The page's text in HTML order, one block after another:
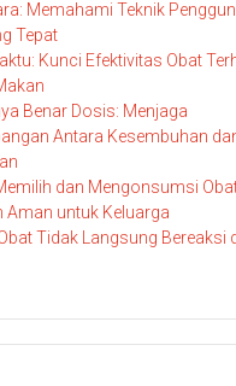
Memahami Teknik
Tepat
Kunci Efektivitas Obat
Benar Dosis: Menjaga
Antara Kesembuhan
dan Mengonsumsi
Aman untuk Keluarga
Tidak Langsung Bereaksi